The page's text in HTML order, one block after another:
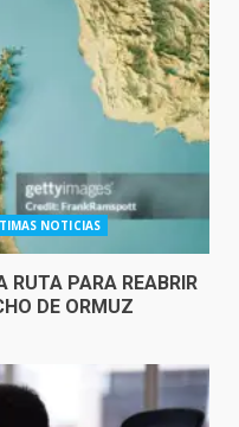
NOTICIAS
RUTA PARA REABRIR
DE ORMUZ